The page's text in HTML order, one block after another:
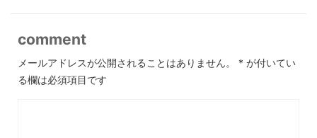
comment
メールアドレスが公開されることはありません。 * が付いてい
る欄は必須項目です